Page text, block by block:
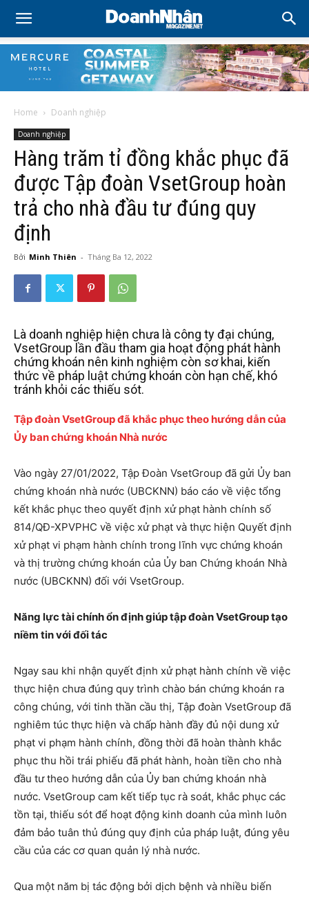
Home Doanh nghiệp
Doanh nghiệp
Hàng trăm tỉ đồng khắc phục đã
được Tập đoàn VsetGroup hoàn
trả cho nhà đầu tư đúng quy
định
Bởi Minh Thiên - Tháng Ba 12, 2022
Là doanh nghiệp hiện chưa là công ty đại chúng,
VsetGroup lần đầu tham gia hoạt động phát hành
chứng khoán nên kinh nghiệm còn sơ khai, kiến
thức về pháp luật chứng khoán còn hạn chế, khó
tránh khỏi các thiếu sót.
Tập đoàn VsetGroup đã khắc phục theo hướng dẫn của
Ủy ban chứng khoán Nhà nước
Vào ngày 27/01/2022, Tập Đoàn VsetGroup đã gửi Ủy ban
chứng khoán nhà nước (UBCKNN) báo cáo về việc tổng
kết khắc phục theo quyết định xử phạt hành chính số
814/QĐ-XPVPHC về việc xử phạt và thực hiện Quyết định
xử phạt vi phạm hành chính trong lĩnh vực chứng khoán
và thị trường chứng khoán của Ủy ban Chứng khoán Nhà
nước (UBCKNN) đối với VsetGroup.
Năng lực tài chính ổn định giúp tập đoàn VsetGroup tạo
niềm tin với đối tác
Ngay sau khi nhận quyết định xử phạt hành chính về việc
thực hiện chưa đúng quy trình chào bán chứng khoán ra
công chúng, với tinh thần cầu thị, Tập đoàn VsetGroup đã
nghiêm túc thực hiện và chấp hành đầy đủ nội dung xử
phạt vi phạm hành chính, đồng thời đã hoàn thành khắc
phục thu hồi trái phiếu đã phát hành, hoàn tiền cho nhà
đầu tư theo hướng dẫn của Ủy ban chứng khoán nhà
nước. VsetGroup cam kết tiếp tục rà soát, khắc phục các
tồn tại, thiếu sót để hoạt động kinh doanh của mình luôn
đảm bảo tuân thủ đúng quy định của pháp luật, đúng yêu
cầu của các cơ quan quản lý nhà nước.
Qua một năm bị tác động bởi dịch bệnh và nhiều biến